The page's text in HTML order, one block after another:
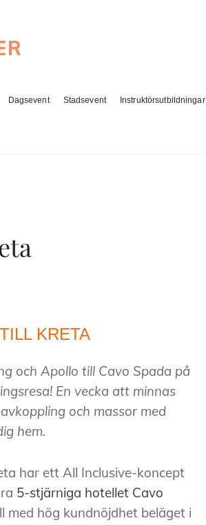
Dagsevent Stadsevent Instruktörsutbildningar
KRETA
och Apollo till Cavo Spada på
En vecka att minnas
och massor med
hem.
har ett All Inclusive-koncept
5-stjärniga hotellet Cavo
med hög kundnöjdhet beläget i